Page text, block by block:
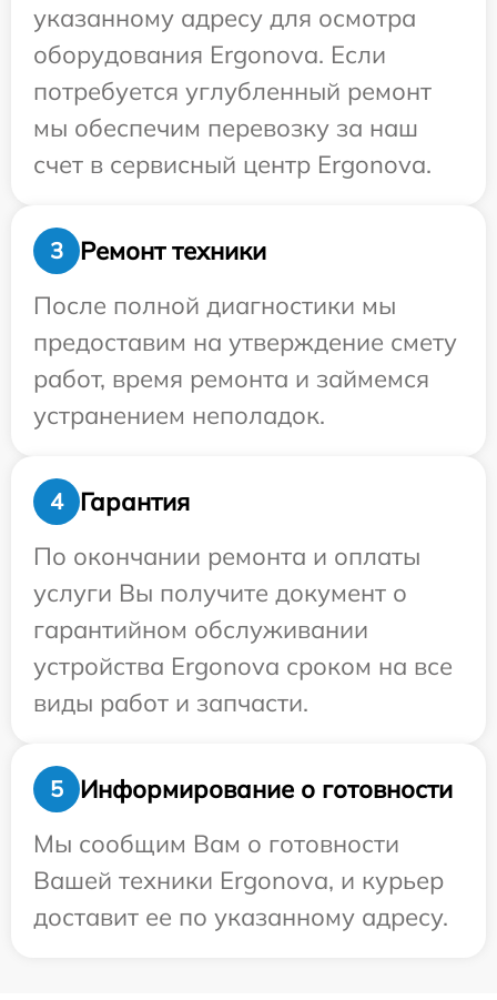
указанному адресу для осмотра
оборудования Ergonova. Если
потребуется углубленный ремонт
мы обеспечим перевозку за наш
счет в сервисный центр Ergonova.
3
Ремонт техники
После полной диагностики мы
предоставим на утверждение смету
работ, время ремонта и займемся
устранением неполадок.
4
Гарантия
По окончании ремонта и оплаты
услуги Вы получите документ о
гарантийном обслуживании
устройства Ergonova сроком на все
виды работ и запчасти.
5
Информирование о готовности
Мы сообщим Вам о готовности
Вашей техники Ergonova, и курьер
доставит ее по указанному адресу.